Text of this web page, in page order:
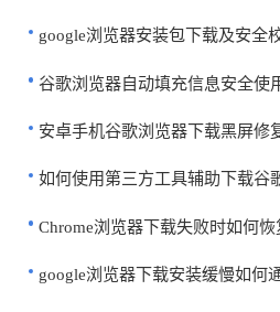
google浏览器安装包下载及安全
谷歌浏览器自动填充信息安全使
安卓手机谷歌浏览器下载黑屏修
如何使用第三方工具辅助下载谷
Chrome浏览器下载失败时如何恢复网
google浏览器下载安装缓慢如何